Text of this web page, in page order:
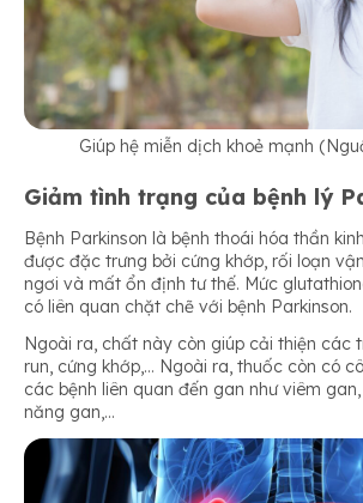
Giúp hệ miễn dịch khoẻ mạnh
Giảm tình trạng của bệnh lý
Bệnh Parkinson là bệnh thoái hóa thần
được đặc trưng bởi cứng khớp, rối loạn
ngơi và mất ổn định tư thế. Mức
có liên quan chặt chẽ với bệnh Parkinson.
Ngoài ra, chất này còn giúp cải thiện các
run, cứng khớp,… Ngoài ra, thuốc còn có
các bệnh liên quan đến gan như viêm
năng gan,…